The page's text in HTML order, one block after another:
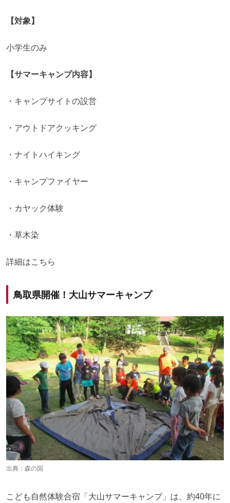
【対象】
小学生のみ
【サマーキャンプ内容】
・キャンプサイトの設営
・アウトドアクッキング
・ナイトハイキング
・キャンプファイヤー
・カヤック体験
・草木染
詳細はこちら
鳥取県開催！大山サマーキャンプ
出典： 森の国
こども自然体験合宿「大山サマーキャンプ」は、約40年に